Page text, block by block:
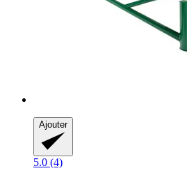
Ajouter
5.0 (4)